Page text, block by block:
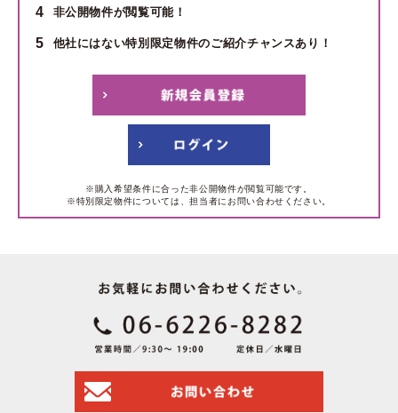
4 非公開物件が閲覧可能！
5 他社にはない特別限定物件のご紹介チャンスあり！
※購入希望条件に合った非公開物件が閲覧可能です。
※特別限定物件については、担当者にお問い合わせください。